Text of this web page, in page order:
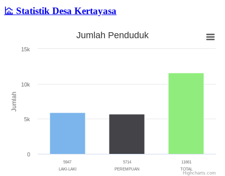
SOSIALISASI TENTANG PEMILIHAN ANGGOTA BPD DAN
PEMBENTUKAN PANITIA PENGISIAN ANGGOTA BPD
PEMERINTAH DESA KERTAYASA SALURKAN BLT DD
PERIODE JANUARI - MARET 2026
Pelantikan dan Pengukuhan Pengurus RT/RW Desa Kertayas Tahun
09 Juli 2020
Statistik Desa Kertayasa
Jumlah
Jumlah Penduduk
5947
LAKI-LAKI
5714
PEREMPUAN
11661
TOTAL
0
5k
10k
15k
Highcharts.com